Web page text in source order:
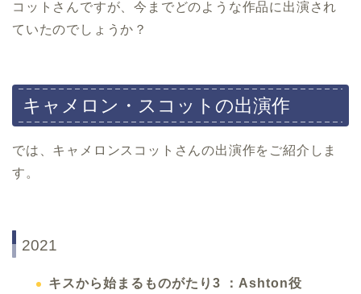
コットさんですが、今までどのような作品に出演され
ていたのでしょうか？
キャメロン・スコットの出演作
では、キャメロンスコットさんの出演作をご紹介しま
す。
2021
キスから始まるものがたり3 ：Ashton役